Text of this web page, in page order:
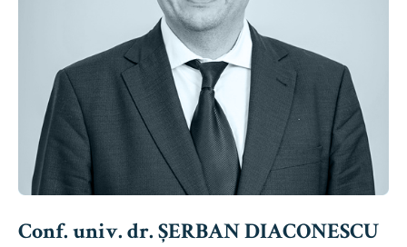
Conf. univ. dr. ȘERBAN DIACONESCU